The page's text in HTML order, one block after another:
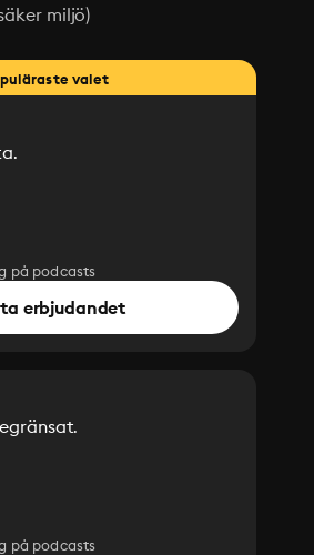
miljö)
valet
på podcasts
erbjudandet
på podcasts